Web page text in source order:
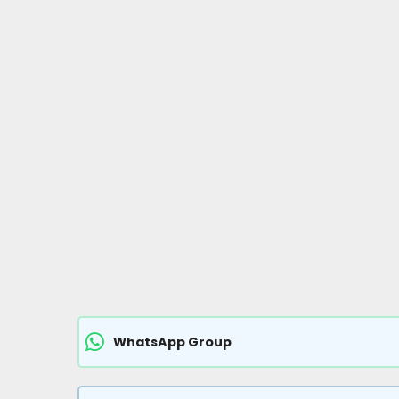
WhatsApp Group